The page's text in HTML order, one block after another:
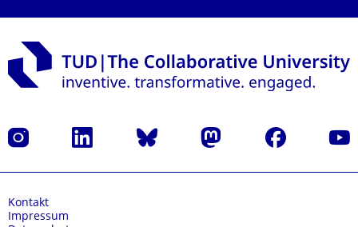
Instagram LinkedIn Bluesky Mastodon Facebook
Kontakt
Impressum